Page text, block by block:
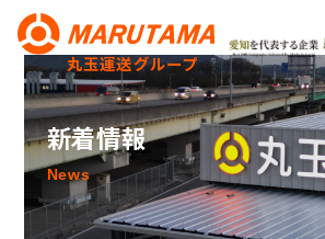
丸玉運送グループ
新着情報
News